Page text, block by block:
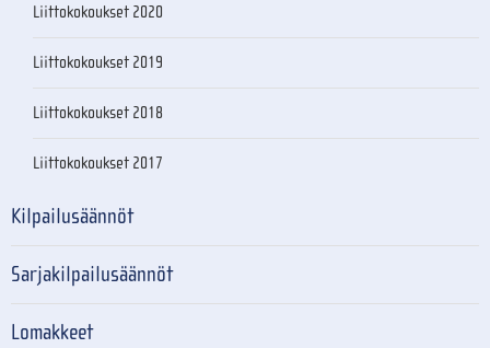
Liittokokoukset 2020
Liittokokoukset 2019
Liittokokoukset 2018
Liittokokoukset 2017
Kilpailusäännöt
Sarjakilpailusäännöt
Lomakkeet